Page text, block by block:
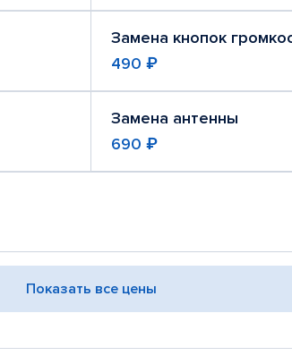
Замена кнопок
490 ₽
Замена антенны
690 ₽
Показать все цены